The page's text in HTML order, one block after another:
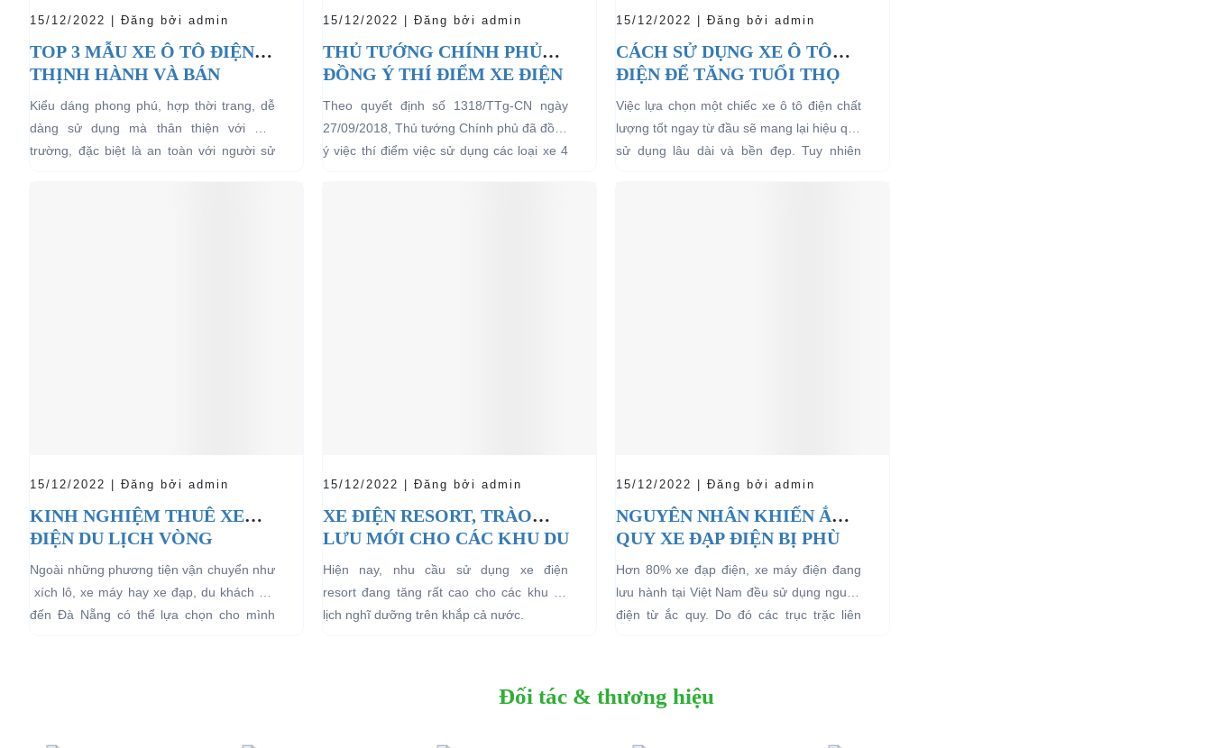
15/12/2022 | Đăng bởi admin
TOP 3 MẪU XE Ô TÔ ĐIỆN
THỊNH HÀNH VÀ BÁN
CHẠY NHẤT HIỆN NAY
Kiểu dáng phong phú, hợp thời trang, dễ
dàng sử dụng mà thân thiện với môi
trường, đặc biệt là an toàn với người sử
15/12/2022 | Đăng bởi admin
THỦ TƯỚNG CHÍNH PHỦ
ĐỒNG Ý THÍ ĐIỂM XE ĐIỆN
04 BÁNH CHỞ KHÁCH DU
LỊCH TẠI CÁC KHU VỰC
HẠN CHẾ
Theo quyết định số 1318/TTg-CN ngày
27/09/2018, Thủ tướng Chính phủ đã đồng
ý việc thí điểm việc sử dụng các loại xe 4
15/12/2022 | Đăng bởi admin
CÁCH SỬ DỤNG XE Ô TÔ
ĐIỆN ĐỂ TĂNG TUỔI THỌ
CHO XE
Việc lựa chọn một chiếc xe ô tô điện chất
lượng tốt ngay từ đầu sẽ mang lại hiệu quả
sử dụng lâu dài và bền đẹp. Tuy nhiên
15/12/2022 | Đăng bởi admin
KINH NGHIỆM THUÊ XE
ĐIỆN DU LỊCH VÒNG
QUANH ĐÀ NẴNG
Ngoài những phương tiện vận chuyển như
xích lô, xe máy hay xe đạp, du khách khi
đến Đà Nẵng có thể lựa chọn cho mình
15/12/2022 | Đăng bởi admin
XE ĐIỆN RESORT, TRÀO
LƯU MỚI CHO CÁC KHU DU
LỊCH NGHĨ DƯỠNG.
Hiện nay, nhu cầu sử dụng xe điện
resort đang tăng rất cao cho các khu du
lịch nghĩ dưỡng trên khắp cả nước.
15/12/2022 | Đăng bởi admin
NGUYÊN NHÂN KHIẾN ẮC
QUY XE ĐẠP ĐIỆN BỊ PHÙ
Hơn 80% xe đạp điện, xe máy điện đang
lưu hành tại Việt Nam đều sử dụng nguồn
điện từ ắc quy. Do đó các trục trặc liên
Đối tác & thương hiệu